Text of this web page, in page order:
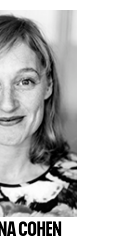
COHEN